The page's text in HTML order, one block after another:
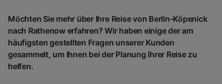
Möchten Sie mehr über Ihre Reise von Berlin-Köpenick
nach Rathenow erfahren? Wir haben einige der am
häufigsten gestellten Fragen unserer Kunden
gesammelt, um Ihnen bei der Planung Ihrer Reise zu
helfen.